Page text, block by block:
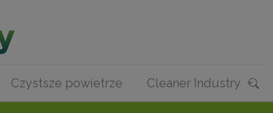
Czystsze powietrze Cleaner Industry